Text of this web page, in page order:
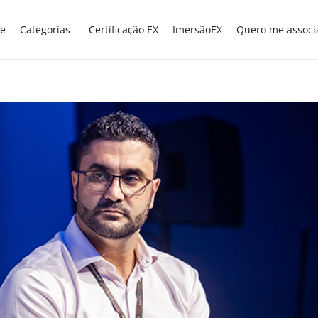
Categorias Certificação EX ImersãoEX Quero me